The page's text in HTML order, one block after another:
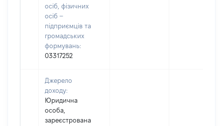
осіб, фізичних
осіб –
підприємців та
громадських
формувань:
03317252
Джерело
доходу:
Юридична
особа,
зареєстрована